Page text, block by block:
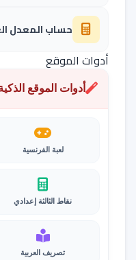
حساب المعدل
أدوات الموقع
أدوات الموقع
لعبة الفرنسية
نقاط الثالثة إعدادي
تصريف العربية